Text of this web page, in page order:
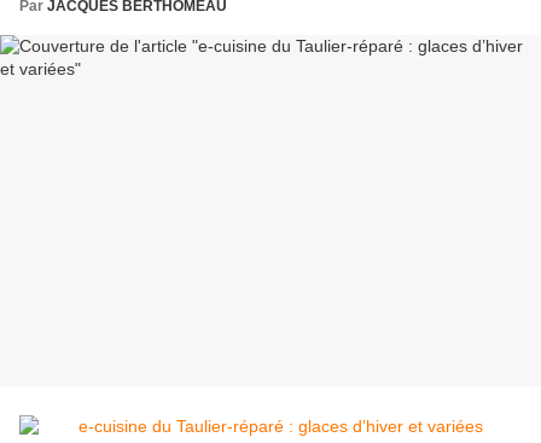
Par JACQUES BERTHOMEAU